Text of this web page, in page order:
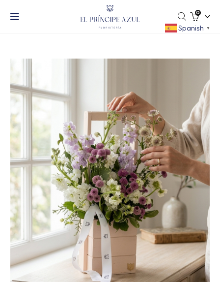
0
Spanish ▼